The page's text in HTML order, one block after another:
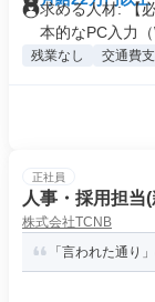
求める人材: 【
本的なPC入力（
残業なし 交通費
正社員
人事・採用担当
株式会社TCNB
「言われた通り